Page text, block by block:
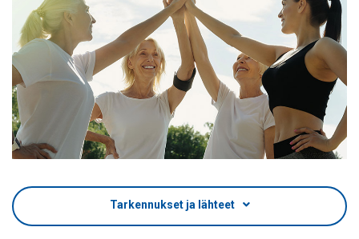
Tarkennukset ja lähteet